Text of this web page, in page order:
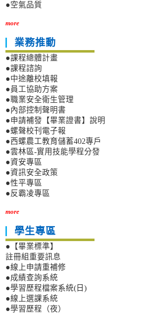
●空氣品質
more
業務推動
●課程總體計畫
●課程諮詢
●中途離校填報
●員工協助方案
●職業安全衛生管理
●內部控制聲明書
●申請補發【畢業證書】說明
●螺聲校刊電子報
●西螺農工教育儲蓄402專戶
●雲林區-實用技能學程分發
●資安專區
●資訊安全政策
●性平專區
●反霸凌專區
more
學生專區
●【畢業標準】
註冊組重要訊息
●線上申請重補修
●成績查詢系統
●學習歷程檔案系統(日)
●線上選課系統
●學習歷程（夜）